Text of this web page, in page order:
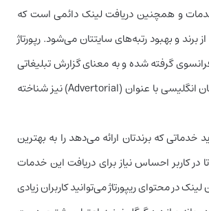
و همچنین دریافت لینک دائمی است که
برند و بهبود رتبه‌های سایتتان می‌شود. رپورتاژ
گرفته شده و به معنای گزارش تبلیغاتی
است. این کلمه در زبان انگلیسی با عنوان (Advertorial) نیز شناخته
خدماتی که برندتان ارائه می‌دهد را به بهترین
کاربر احساس نیاز برای دریافت این خدمات
لینک در محتوای ریپورتاژ می‌توانید کاربران زیادی